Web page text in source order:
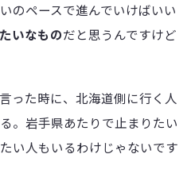
のペースで進んでいけばいい
いなものだと思うんですけど
った時に、北海道側に行く人
。岩手県あたりで止まりたい
い人もいるわけじゃないです